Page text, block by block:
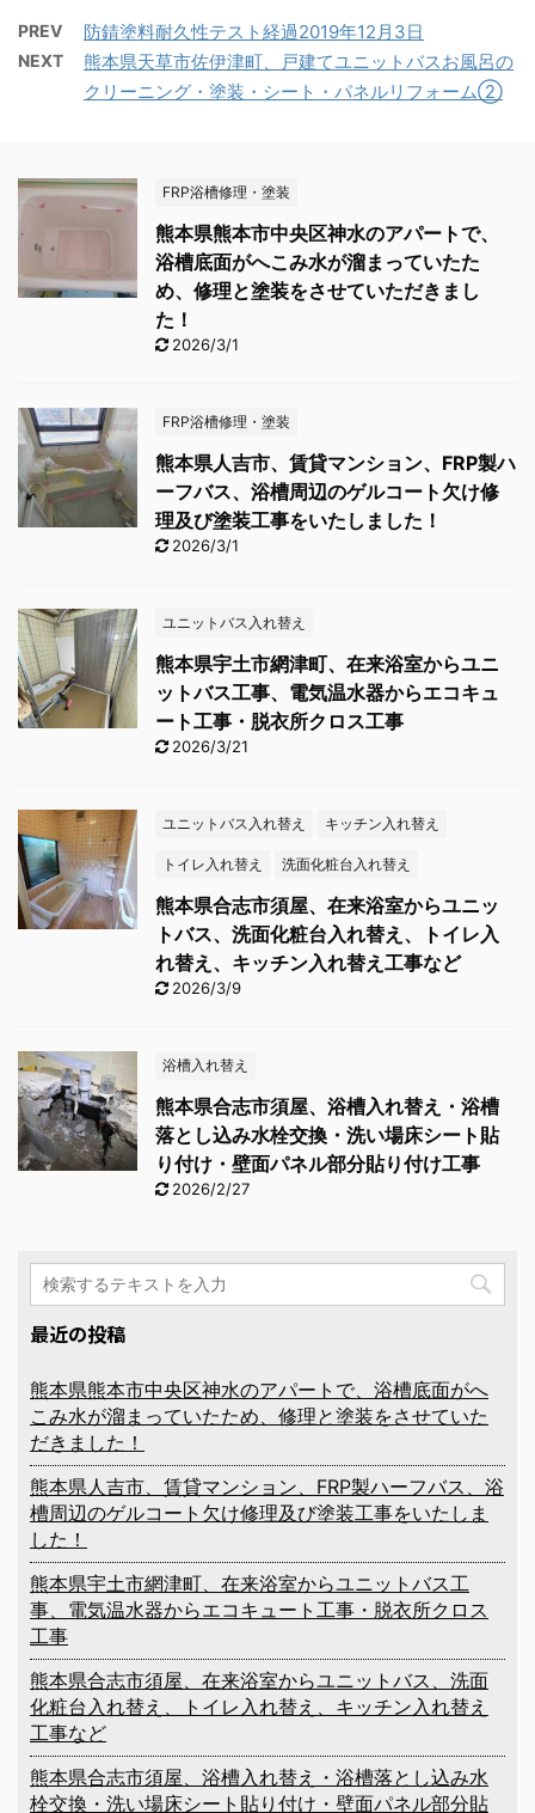
PREV 防錆塗料耐久性テスト経過2019年12月3日
NEXT
熊本県天草市佐伊津町、戸建てユニットバスお風呂の
クリーニング・塗装・シート・パネルリフォーム②
FRP浴槽修理・塗装
熊本県熊本市中央区神水のアパートで、
浴槽底面がへこみ水が溜まっていたた
め、修理と塗装をさせていただきまし
た！
2026/3/1
FRP浴槽修理・塗装
熊本県人吉市、賃貸マンション、FRP製ハ
ーフバス、浴槽周辺のゲルコート欠け修
理及び塗装工事をいたしました！
2026/3/1
ユニットバス入れ替え
熊本県宇土市網津町、在来浴室からユニ
ットバス工事、電気温水器からエコキュ
ート工事・脱衣所クロス工事
2026/3/21
ユニットバス入れ替え キッチン入れ替え
トイレ入れ替え 洗面化粧台入れ替え
熊本県合志市須屋、在来浴室からユニッ
トバス、洗面化粧台入れ替え、トイレ入
れ替え、キッチン入れ替え工事など
2026/3/9
浴槽入れ替え
熊本県合志市須屋、浴槽入れ替え・浴槽
落とし込み水栓交換・洗い場床シート貼
り付け・壁面パネル部分貼り付け工事
2026/2/27
最近の投稿
熊本県熊本市中央区神水のアパートで、浴槽底面がへ
こみ水が溜まっていたため、修理と塗装をさせていた
だきました！
熊本県人吉市、賃貸マンション、FRP製ハーフバス、浴
槽周辺のゲルコート欠け修理及び塗装工事をいたしま
した！
熊本県宇土市網津町、在来浴室からユニットバス工
事、電気温水器からエコキュート工事・脱衣所クロス
工事
熊本県合志市須屋、在来浴室からユニットバス、洗面
化粧台入れ替え、トイレ入れ替え、キッチン入れ替え
工事など
熊本県合志市須屋、浴槽入れ替え・浴槽落とし込み水
栓交換・洗い場床シート貼り付け・壁面パネル部分貼